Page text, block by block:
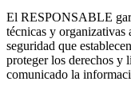
El RESPONSABLE
técnicas y organizativas
seguridad que
proteger los derechos y
comunicado la